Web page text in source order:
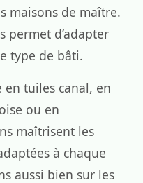
maisons de maître.
permet d’adapter
type de bâti.
en tuiles canal, en
ou en
maîtrisent les
à chaque
aussi bien sur les